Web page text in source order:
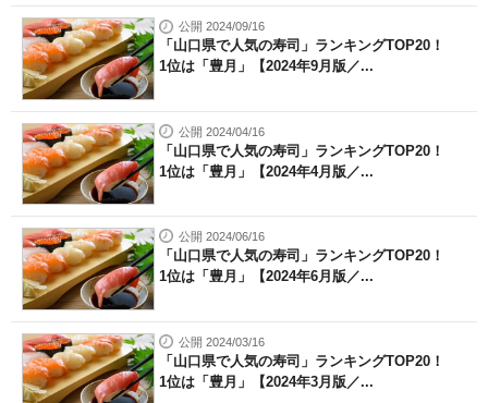
公開 2024/09/16
「山口県で人気の寿司」ランキングTOP20！
1位は「豊月」【2024年9月版／...
公開 2024/04/16
「山口県で人気の寿司」ランキングTOP20！
1位は「豊月」【2024年4月版／...
公開 2024/06/16
「山口県で人気の寿司」ランキングTOP20！
1位は「豊月」【2024年6月版／...
公開 2024/03/16
「山口県で人気の寿司」ランキングTOP20！
1位は「豊月」【2024年3月版／...